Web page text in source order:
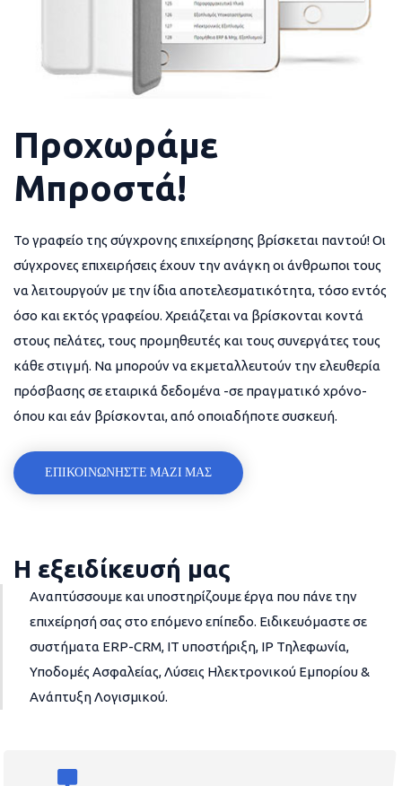
Προχωράμε
Μπροστά!
Το γραφείο της σύγχρονης επιχείρησης βρίσκεται παντού! Οι
σύγχρονες επιχειρήσεις έχουν την ανάγκη οι άνθρωποι τους
να λειτουργούν με την ίδια αποτελεσματικότητα, τόσο εντός
όσο και εκτός γραφείου. Χρειάζεται να βρίσκονται κοντά
στους πελάτες, τους προμηθευτές και τους συνεργάτες τους
κάθε στιγμή. Να μπορούν να εκμεταλλευτούν την ελευθερία
πρόσβασης σε εταιρικά δεδομένα -σε πραγματικό χρόνο-
όπου και εάν βρίσκονται, από οποιαδήποτε συσκευή.
ΕΠΙΚΟΙΝΩΝΗΣΤΕ ΜΑΖΙ ΜΑΣ
Η εξειδίκευσή μας
Αναπτύσσουμε και υποστηρίζουμε έργα που πάνε την
επιχείρησή σας στο επόμενο επίπεδο. Ειδικευόμαστε σε
συστήματα ERP-CRM, IT υποστήριξη, IP Τηλεφωνία,
Υποδομές Ασφαλείας, Λύσεις Ηλεκτρονικού Εμπορίου &
Ανάπτυξη Λογισμικού.